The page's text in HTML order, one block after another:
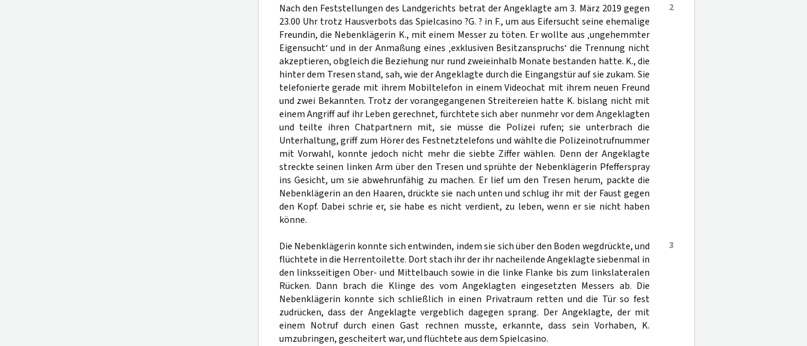
2
Nach den Feststellungen des Landgerichts betrat der Angeklagte am 3. März 2019 gegen
23.00 Uhr trotz Hausverbots das Spielcasino ?G. ? in F., um aus Eifersucht seine ehemalige
Freundin, die Nebenklägerin K., mit einem Messer zu töten. Er wollte aus ‚ungehemmter
Eigensucht‘ und in der Anmaßung eines ‚exklusiven Besitzanspruchs‘ die Trennung nicht
akzeptieren, obgleich die Beziehung nur rund zweieinhalb Monate bestanden hatte. K., die
hinter dem Tresen stand, sah, wie der Angeklagte durch die Eingangstür auf sie zukam. Sie
telefonierte gerade mit ihrem Mobiltelefon in einem Videochat mit ihrem neuen Freund
und zwei Bekannten. Trotz der vorangegangenen Streitereien hatte K. bislang nicht mit
einem Angriff auf ihr Leben gerechnet, fürchtete sich aber nunmehr vor dem Angeklagten
und teilte ihren Chatpartnern mit, sie müsse die Polizei rufen; sie unterbrach die
Unterhaltung, griff zum Hörer des Festnetztelefons und wählte die Polizeinotrufnummer
mit Vorwahl, konnte jedoch nicht mehr die siebte Ziffer wählen. Denn der Angeklagte
streckte seinen linken Arm über den Tresen und sprühte der Nebenklägerin Pfefferspray
ins Gesicht, um sie abwehrunfähig zu machen. Er lief um den Tresen herum, packte die
Nebenklägerin an den Haaren, drückte sie nach unten und schlug ihr mit der Faust gegen
den Kopf. Dabei schrie er, sie habe es nicht verdient, zu leben, wenn er sie nicht haben
könne.
3
Die Nebenklägerin konnte sich entwinden, indem sie sich über den Boden wegdrückte, und
flüchtete in die Herrentoilette. Dort stach ihr der ihr nacheilende Angeklagte siebenmal in
den linksseitigen Ober- und Mittelbauch sowie in die linke Flanke bis zum linkslateralen
Rücken. Dann brach die Klinge des vom Angeklagten eingesetzten Messers ab. Die
Nebenklägerin konnte sich schließlich in einen Privatraum retten und die Tür so fest
zudrücken, dass der Angeklagte vergeblich dagegen sprang. Der Angeklagte, der mit
einem Notruf durch einen Gast rechnen musste, erkannte, dass sein Vorhaben, K.
umzubringen, gescheitert war, und flüchtete aus dem Spielcasino.